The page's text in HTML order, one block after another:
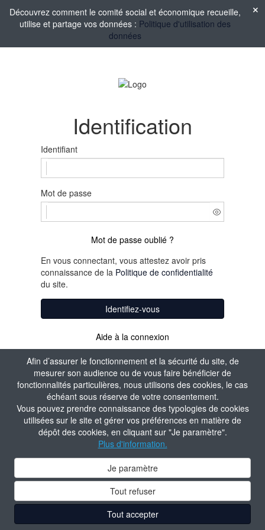
Afin d’assurer le fonctionnement et la sécurité du site, de
mesurer son audience ou de vous faire bénéficier de
fonctionnalités particulières, nous utilisons des cookies, le cas
échéant sous réserve de votre consentement.
Vous pouvez prendre connaissance des typologies de cookies
utilisées sur le site et gérer vos préférences en matière de
dépôt des cookies, en cliquant sur "Je paramètre".
Plus d'information.
Je paramètre
Tout refuser
Tout accepter
Découvrez comment le comité social et économique recueille,
utilise et partage vos données : Politique d'utilisation des
données
Identification
Identifiant
Mot de passe
Mot de passe oublié ?
En vous connectant, vous attestez avoir pris
connaissance de la Politique de confidentialité
du site.
Identifiez-vous
Aide à la connexion